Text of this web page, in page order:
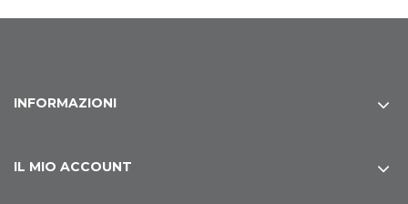
INFORMAZIONI
IL MIO ACCOUNT